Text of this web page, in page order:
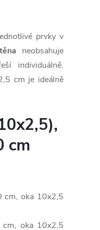
prvky v
neobsahuje
individuálně.
cm je ideálně
cm
cm, oka 10x2,5
oka 10x2,5